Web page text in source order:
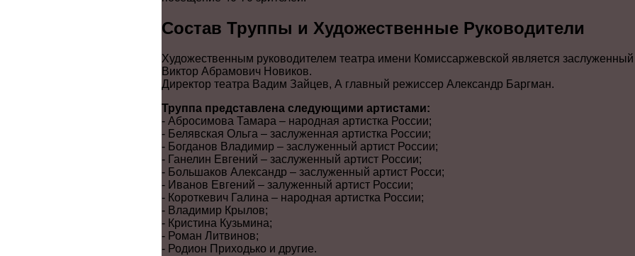
Состав Труппы и Художественные Руководители
Художественным руководителем театра имени Комиссаржевской является заслуженный
Виктор Абрамович Новиков.
Директор театра Вадим Зайцев, А главный режиссер Александр Баргман.
Труппа представлена следующими артистами:
- Абросимова Тамара – народная артистка России;
- Белявская Ольга – заслуженная артистка России;
- Богданов Владимир – заслуженный артист России;
- Ганелин Евгений – заслуженный артист России;
- Большаков Александр – заслуженный артист Росси;
- Иванов Евгений – залуженный артист России;
- Короткевич Галина – народная артистка России;
- Владимир Крылов;
- Кристина Кузьмина;
- Роман Литвинов;
- Родион Приходько и другие.